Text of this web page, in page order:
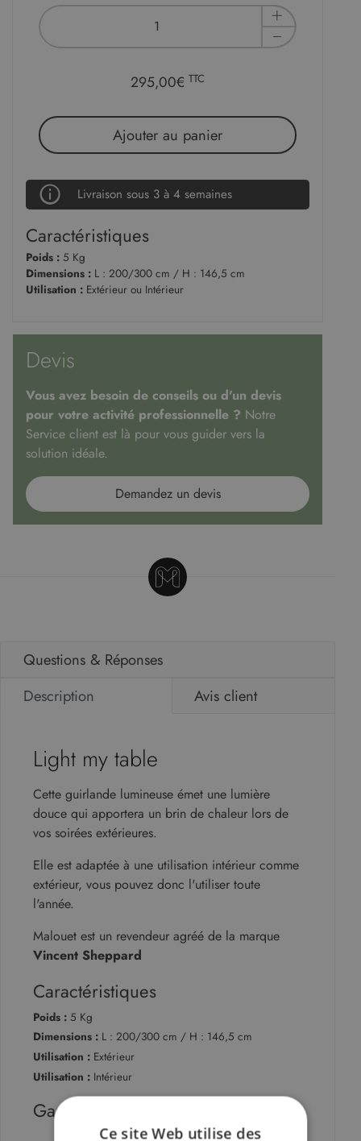
295,00€ TTC
Ajouter au panier
Livraison sous 3 à 4 semaines
Caractéristiques
Poids : 5 Kg
Dimensions : L : 200/300 cm / H : 146,5 cm
Utilisation : Extérieur ou Intérieur
Devis
Vous avez besoin de conseils ou d'un devis
pour votre activité professionnelle ? Notre
Service client est là pour vous guider vers la
solution idéale.
Demandez un devis
Description Avis client
Questions & Réponses
Light my table
Cette guirlande lumineuse émet une lumière
douce qui apportera un brin de chaleur lors de
vos soirées extérieures.
Elle est adaptée à une utilisation intérieur comme
extérieur, vous pouvez donc l'utiliser toute
l'année.
Malouet est un revendeur agréé de la marque
Vincent Sheppard
Caractéristiques
Poids : 5 Kg
Dimensions : L : 200/300 cm / H : 146,5 cm
Utilisation : Extérieur
Utilisation : Intérieur
Garantie
Ce site Web utilise des